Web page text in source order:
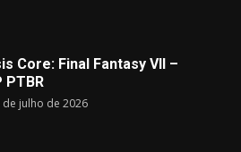
Core: Final Fantasy VII –
PTBR
de julho de 2026